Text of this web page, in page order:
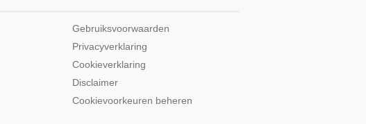
Gebruiksvoorwaarden
Privacyverklaring
Cookieverklaring
Disclaimer
Cookievoorkeuren beheren